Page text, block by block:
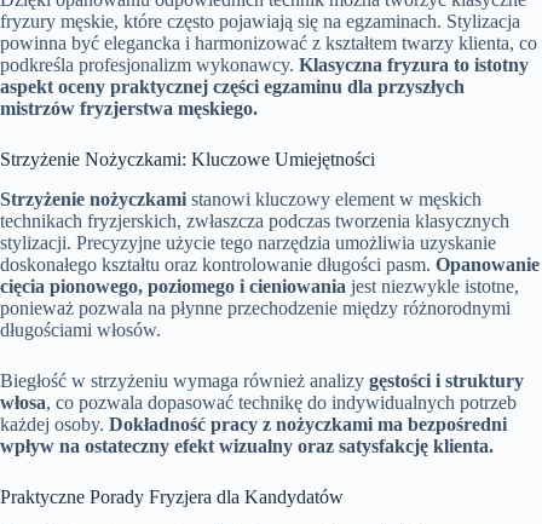
fryzury męskie, które często pojawiają się na egzaminach. Stylizacja
powinna być elegancka i harmonizować z kształtem twarzy klienta, co
podkreśla profesjonalizm wykonawcy. Klasyczna fryzura to istotny
aspekt oceny praktycznej części egzaminu dla przyszłych
mistrzów fryzjerstwa męskiego.
Strzyżenie Nożyczkami: Kluczowe Umiejętności
Strzyżenie nożyczkami stanowi kluczowy element w męskich
technikach fryzjerskich, zwłaszcza podczas tworzenia klasycznych
stylizacji. Precyzyjne użycie tego narzędzia umożliwia uzyskanie
doskonałego kształtu oraz kontrolowanie długości pasm. Opanowanie
cięcia pionowego, poziomego i cieniowania jest niezwykle istotne,
ponieważ pozwala na płynne przechodzenie między różnorodnymi
długościami włosów.
Biegłość w strzyżeniu wymaga również analizy gęstości i struktury
włosa, co pozwala dopasować technikę do indywidualnych potrzeb
każdej osoby. Dokładność pracy z nożyczkami ma bezpośredni
wpływ na ostateczny efekt wizualny oraz satysfakcję klienta.
Praktyczne Porady Fryzjera dla Kandydatów